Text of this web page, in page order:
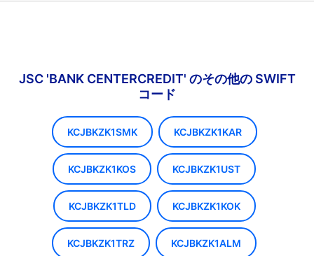
JSC 'BANK CENTERCREDIT' のその他の SWIFT
コード
KCJBKZK1SMK KCJBKZK1KAR
KCJBKZK1KOS KCJBKZK1UST
KCJBKZK1TLD KCJBKZK1KOK
KCJBKZK1TRZ KCJBKZK1ALM